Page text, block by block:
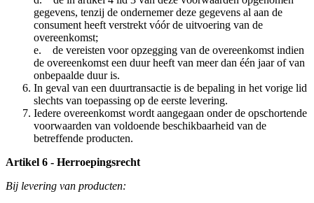
gegevens, tenzij de ondernemer deze gegevens al aan de
consument heeft verstrekt vóór de uitvoering van de
overeenkomst;
e. de vereisten voor opzegging van de overeenkomst indien
de overeenkomst een duur heeft van meer dan één jaar of van
onbepaalde duur is.
In geval van een duurtransactie is de bepaling in het vorige lid
slechts van toepassing op de eerste levering.
Iedere overeenkomst wordt aangegaan onder de opschortende
voorwaarden van voldoende beschikbaarheid van de
betreffende producten.
Artikel 6 - Herroepingsrecht
Bij levering van producten: